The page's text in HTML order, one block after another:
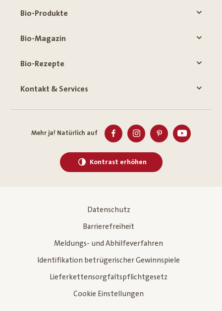
Bio-Produkte
Bio-Magazin
Bio-Rezepte
Kontakt & Services
Mehr ja! Natürlich auf
Kontrast erhöhen
Datenschutz
Barrierefreiheit
Meldungs- und Abhilfeverfahren
Identifikation betrügerischer Gewinnspiele
Lieferkettensorgfaltspflichtgesetz
Cookie Einstellungen